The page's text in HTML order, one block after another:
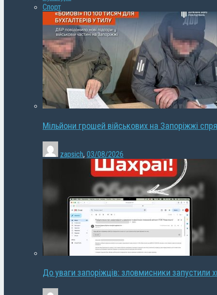
Спорт
Мільйони грошей військових на Запоріжжі
zapsich, 03/08/2026
До уваги запоріжців: зловмисники запустили